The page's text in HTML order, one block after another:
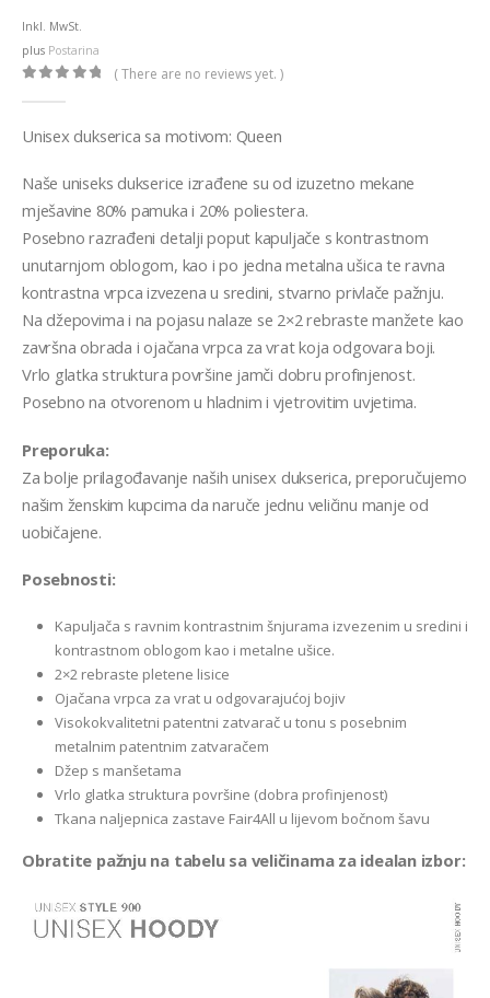
Inkl. MwSt.
plus Postarina
( There are no reviews yet. )
Unisex dukserica sa motivom: Queen
Naše uniseks dukserice izrađene su od izuzetno mekane
mješavine 80% pamuka i 20% poliestera.
Posebno razrađeni detalji poput kapuljače s kontrastnom
unutarnjom oblogom, kao i po jedna metalna ušica te ravna
kontrastna vrpca izvezena u sredini, stvarno privlače pažnju.
Na džepovima i na pojasu nalaze se 2×2 rebraste manžete kao
završna obrada i ojačana vrpca za vrat koja odgovara boji.
Vrlo glatka struktura površine jamči dobru profinjenost.
Posebno na otvorenom u hladnim i vjetrovitim uvjetima.
Preporuka:
Za bolje prilagođavanje naših unisex dukserica, preporučujemo
našim ženskim kupcima da naruče jednu veličinu manje od
uobičajene.
Posebnosti:
Kapuljača s ravnim kontrastnim šnjurama izvezenim u sredini i
kontrastnom oblogom kao i metalne ušice.
2×2 rebraste pletene lisice
Ojačana vrpca za vrat u odgovarajućoj bojiv
Visokokvalitetni patentni zatvarač u tonu s posebnim
metalnim patentnim zatvaračem
Džep s manšetama
Vrlo glatka struktura površine (dobra profinjenost)
Tkana naljepnica zastave Fair4All u lijevom bočnom šavu
Obratite pažnju na tabelu sa veličinama za idealan izbor: